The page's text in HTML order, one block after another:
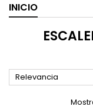
INICIO
Relevancia